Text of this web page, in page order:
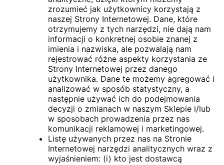
zrozumieć jak użytkownicy korzystają z
naszej Strony Internetowej. Dane, które
otrzymujemy z tych narzędzi, nie dają nam
informacji o konkretnej osobie znanej z
imienia i nazwiska, ale pozwalają nam
rejestrować różne aspekty korzystania ze
Strony Internetowej przez danego
użytkownika. Dane te możemy agregować i
analizować w sposób statystyczny, a
następnie używać ich do podejmowania
decyzji o zmianach w naszym Sklepie i/lub
w sposobach prowadzenia przez nas
komunikacji reklamowej i marketingowej.
Listę używanych przez nas na Stronie
Internetowej narzędzi analitycznych wraz z
wyjaśnieniem: (i) kto jest dostawcą